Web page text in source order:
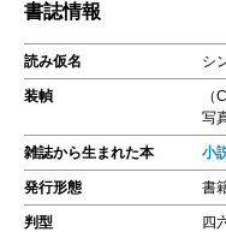
書誌情報
読み仮名 シ
装幀
写
雑誌から生まれた本 小
発行形態 書
判型 四